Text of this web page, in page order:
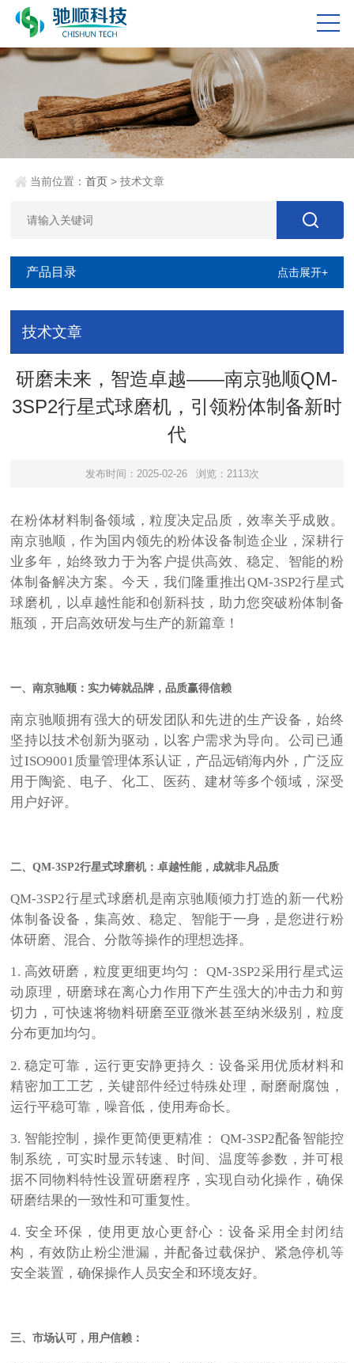
当前位置：首页 > 技术文章
产品目录 点击展开+
技术文章
研磨未来，智造卓越——南京驰顺QM-
3SP2行星式球磨机，引领粉体制备新时
代
发布时间：2025-02-26 浏览：2113次
在粉体材料制备领域，粒度决定品质，效率关乎成败。
南京驰顺，作为国内领先的粉体设备制造企业，深耕行
业多年，始终致力于为客户提供高效、稳定、智能的粉
体制备解决方案。今天，我们隆重推出QM-3SP2行星式
球磨机，以卓越性能和创新科技，助力您突破粉体制备
瓶颈，开启高效研发与生产的新篇章！
一、南京驰顺：实力铸就品牌，品质赢得信赖
南京驰顺拥有强大的研发团队和先进的生产设备，始终
坚持以技术创新为驱动，以客户需求为导向。公司已通
过ISO9001质量管理体系认证，产品远销海内外，广泛应
用于陶瓷、电子、化工、医药、建材等多个领域，深受
用户好评。
二、QM-3SP2行星式球磨机：卓越性能，成就非凡品质
QM-3SP2行星式球磨机是南京驰顺倾力打造的新一代粉
体制备设备，集高效、稳定、智能于一身，是您进行粉
体研磨、混合、分散等操作的理想选择。
1. 高效研磨，粒度更细更均匀： QM-3SP2采用行星式运
动原理，研磨球在离心力作用下产生强大的冲击力和剪
切力，可快速将物料研磨至亚微米甚至纳米级别，粒度
分布更加均匀。
2.稳定可靠，运行更安静更持久：设备采用优质材料和
精密加工工艺，关键部件经过特殊处理，耐磨耐腐蚀，
运行平稳可靠，噪音低，使用寿命长。
3. 智能控制，操作更简便更精准： QM-3SP2配备智能控
制系统，可实时显示转速、时间、温度等参数，并可根
据不同物料特性设置研磨程序，实现自动化操作，确保
研磨结果的一致性和可重复性。
4. 安全环保，使用更放心更舒心：设备采用全封闭结
构，有效防止粉尘泄漏，并配备过载保护、紧急停机等
安全装置，确保操作人员安全和环境友好。
三、市场认可，用户信赖：